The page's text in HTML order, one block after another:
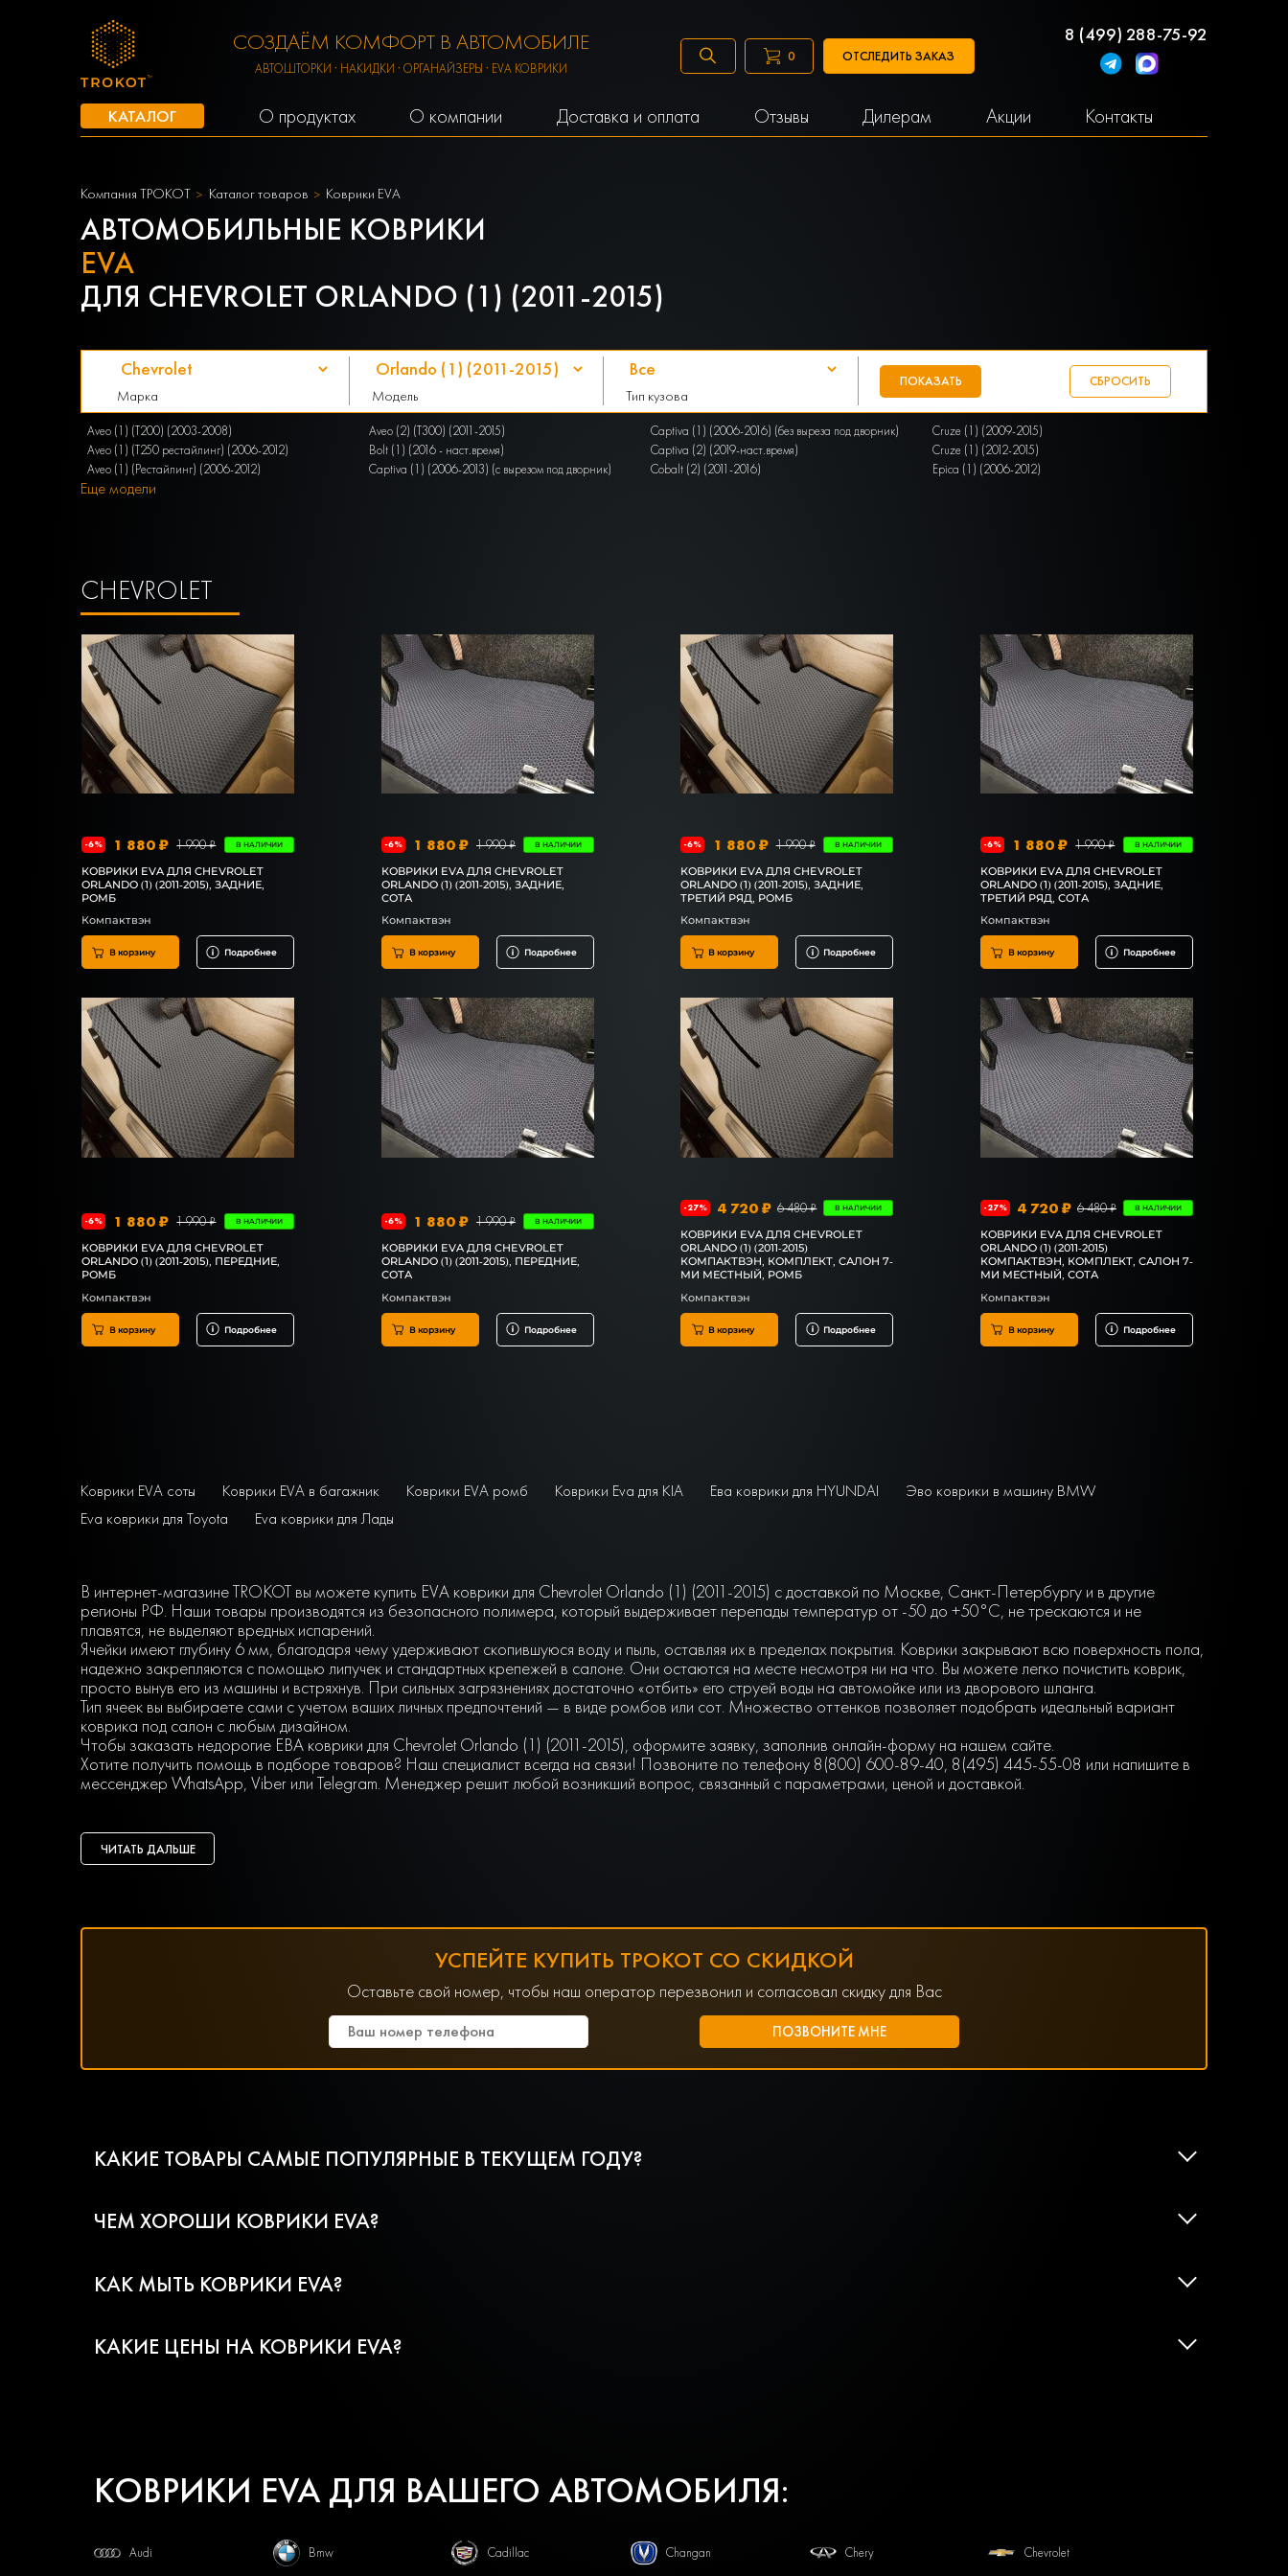
СОЗДАЁМ КОМФОРТ В АВТОМОБИЛЕ
АВТОШТОРКИ · НАКИДКИ · ОРГАНАЙЗЕРЫ · EVA КОВРИКИ
0 ОТСЛЕДИТЬ ЗАКАЗ
8 (499) 288-75-92
КАТАЛОГ О продуктах О компании Доставка и оплата Отзывы Дилерам Акции Контакты
Компания ТРОКОТ Каталог товаров Коврики EVA
АВТОМОБИЛЬНЫЕ КОВРИКИ
EVA
ДЛЯ CHEVROLET ORLANDO (1) (2011-2015)
Марка Модель Тип кузова
Aveo (1) (T200) (2003-2008)
Aveo (1) (T250 рестайлинг) (2006-2012)
Aveo (1) (Рестайлинг) (2006-2012)
Aveo (2) (T300) (2011-2015)
Bolt (1) (2016 - наст.время)
Captiva (1) (2006-2013) (с вырезом под дворник)
Captiva (1) (2006-2016) (без выреза под дворник)
Captiva (2) (2019-наст.время)
Cobalt (2) (2011-2016)
Cruze (1) (2009-2015)
Cruze (1) (2012-2015)
Epica (1) (2006-2012)
Еще модели
CHEVROLET
-6% 1 880 ₽ 1 990 ₽ В НАЛИЧИИ
КОВРИКИ EVA ДЛЯ CHEVROLET
ORLANDO (1) (2011-2015), ЗАДНИЕ,
РОМБ
Компактвэн
В корзину Подробнее
-6% 1 880 ₽ 1 990 ₽ В НАЛИЧИИ
КОВРИКИ EVA ДЛЯ CHEVROLET
ORLANDO (1) (2011-2015), ЗАДНИЕ,
СОТА
Компактвэн
В корзину Подробнее
-6% 1 880 ₽ 1 990 ₽ В НАЛИЧИИ
КОВРИКИ EVA ДЛЯ CHEVROLET
ORLANDO (1) (2011-2015), ЗАДНИЕ,
ТРЕТИЙ РЯД, РОМБ
Компактвэн
В корзину Подробнее
-6% 1 880 ₽ 1 990 ₽ В НАЛИЧИИ
КОВРИКИ EVA ДЛЯ CHEVROLET
ORLANDO (1) (2011-2015), ЗАДНИЕ,
ТРЕТИЙ РЯД, СОТА
Компактвэн
В корзину Подробнее
-6% 1 880 ₽ 1 990 ₽ В НАЛИЧИИ
КОВРИКИ EVA ДЛЯ CHEVROLET
ORLANDO (1) (2011-2015), ПЕРЕДНИЕ,
РОМБ
Компактвэн
В корзину Подробнее
-6% 1 880 ₽ 1 990 ₽ В НАЛИЧИИ
КОВРИКИ EVA ДЛЯ CHEVROLET
ORLANDO (1) (2011-2015), ПЕРЕДНИЕ,
СОТА
Компактвэн
В корзину Подробнее
-27% 4 720 ₽ 6 480 ₽ В НАЛИЧИИ
КОВРИКИ EVA ДЛЯ CHEVROLET
ORLANDO (1) (2011-2015)
КОМПАКТВЭН, КОМПЛЕКТ, САЛОН 7-
МИ МЕСТНЫЙ, РОМБ
Компактвэн
В корзину Подробнее
-27% 4 720 ₽ 6 480 ₽ В НАЛИЧИИ
КОВРИКИ EVA ДЛЯ CHEVROLET
ORLANDO (1) (2011-2015)
КОМПАКТВЭН, КОМПЛЕКТ, САЛОН 7-
МИ МЕСТНЫЙ, СОТА
Компактвэн
В корзину Подробнее
Коврики EVA соты Коврики EVA в багажник Коврики EVA ромб Коврики Eva для KIA Ева коврики для HYUNDAI
Эво коврики в машину BMW
Eva коврики для Toyota
Eva коврики для Лады
В интернет-магазине TROKOT вы можете купить EVA коврики для Chevrolet Orlando (1) (2011-2015) с доставкой по Москве, Санкт-Петербургу и в другие
регионы РФ. Наши товары производятся из безопасного полимера, который выдерживает перепады температур от -50 до +50°С, не трескаются и не
плавятся, не выделяют вредных испарений.
Ячейки имеют глубину 6 мм, благодаря чему удерживают скопившуюся воду и пыль, оставляя их в пределах покрытия. Коврики закрывают всю поверхность пола,
надежно закрепляются с помощью липучек и стандартных крепежей в салоне. Они остаются на месте несмотря ни на что. Вы можете легко почистить коврик,
просто вынув его из машины и встряхнув. При сильных загрязнениях достаточно «отбить» его струей воды на автомойке или из дворового шланга.
Тип ячеек вы выбираете сами с учетом ваших личных предпочтений — в виде ромбов или сот. Множество оттенков позволяет подобрать идеальный вариант
коврика под салон с любым дизайном.
Чтобы заказать недорогие ЕВА коврики для Chevrolet Orlando (1) (2011-2015), оформите заявку, заполнив онлайн-форму на нашем сайте.
Хотите получить помощь в подборе товаров? Наш специалист всегда на связи! Позвоните по телефону 8(800) 600-89-40, 8(495) 445-55-08 или напишите в
мессенджер WhatsApp, Viber или Telegram. Менеджер решит любой возникший вопрос, связанный с параметрами, ценой и доставкой.
ЧИТАТЬ ДАЛЬШЕ
УСПЕЙТЕ КУПИТЬ ТРОКОТ СО СКИДКОЙ
Оставьте свой номер, чтобы наш оператор перезвонил и согласовал скидку для Вас
КАКИЕ ТОВАРЫ САМЫЕ ПОПУЛЯРНЫЕ В ТЕКУЩЕМ ГОДУ?
ЧЕМ ХОРОШИ КОВРИКИ EVA?
КАК МЫТЬ КОВРИКИ EVA?
КАКИЕ ЦЕНЫ НА КОВРИКИ EVA?
КОВРИКИ EVA ДЛЯ ВАШЕГО АВТОМОБИЛЯ:
Audi Bmw Cadillac Changan Chery Chevrolet